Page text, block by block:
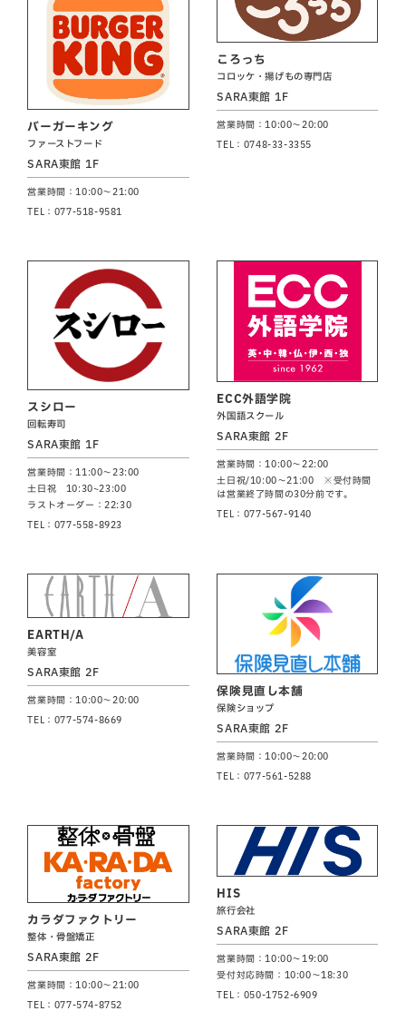
バーガーキング
ファーストフード
SARA東館 1F
営業時間：10:00～21:00
TEL：077-518-9581
ころっち
コロッケ・揚げもの専門店
SARA東館 1F
営業時間：10:00～20:00
TEL：0748-33-3355
スシロー
回転寿司
SARA東館 1F
営業時間：11:00～23:00
土日祝 10:30~23:00
ラストオーダー：22:30
TEL：077-558-8923
ECC外語学院
外国語スクール
SARA東館 2F
営業時間：10:00～22:00
土日祝/10:00～21:00 ※受付時間
は営業終了時間の30分前です。
TEL：077-567-9140
EARTH/A
美容室
SARA東館 2F
営業時間：10:00～20:00
TEL：077-574-8669
保険見直し本舗
保険ショップ
SARA東館 2F
営業時間：10:00～20:00
TEL：077-561-5288
カラダファクトリー
整体・骨盤矯正
SARA東館 2F
営業時間：10:00～21:00
TEL：077-574-8752
HIS
旅行会社
SARA東館 2F
営業時間：10:00～19:00
受付対応時間：10:00～18:30
TEL：050-1752-6909